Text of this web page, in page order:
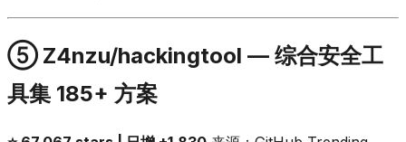
⑤ Z4nzu/hackingtool — 综合安全工
具集 185+ 方案